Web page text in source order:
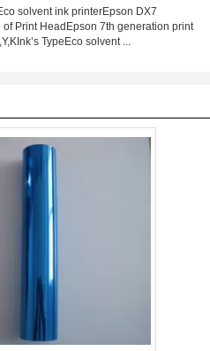
solvent ink printerEpson DX7
Print HeadEpson 7th generation print
TypeEco solvent ...